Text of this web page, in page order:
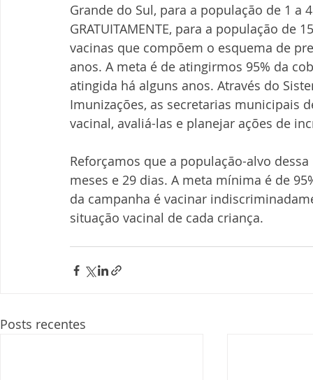
Grande do Sul, para a população de 1 a
GRATUITAMENTE, para a população
vacinas que compõem o esquema de
anos. A meta é de atingirmos 95% da
atingida há alguns anos. Através do
Imunizações, as secretarias municipais
vacinal, avaliá-las e planejar ações de
Reforçamos que a população-alvo
meses e 29 dias. A meta mínima é de
da campanha é vacinar
situação vacinal de cada criança.
Posts recentes